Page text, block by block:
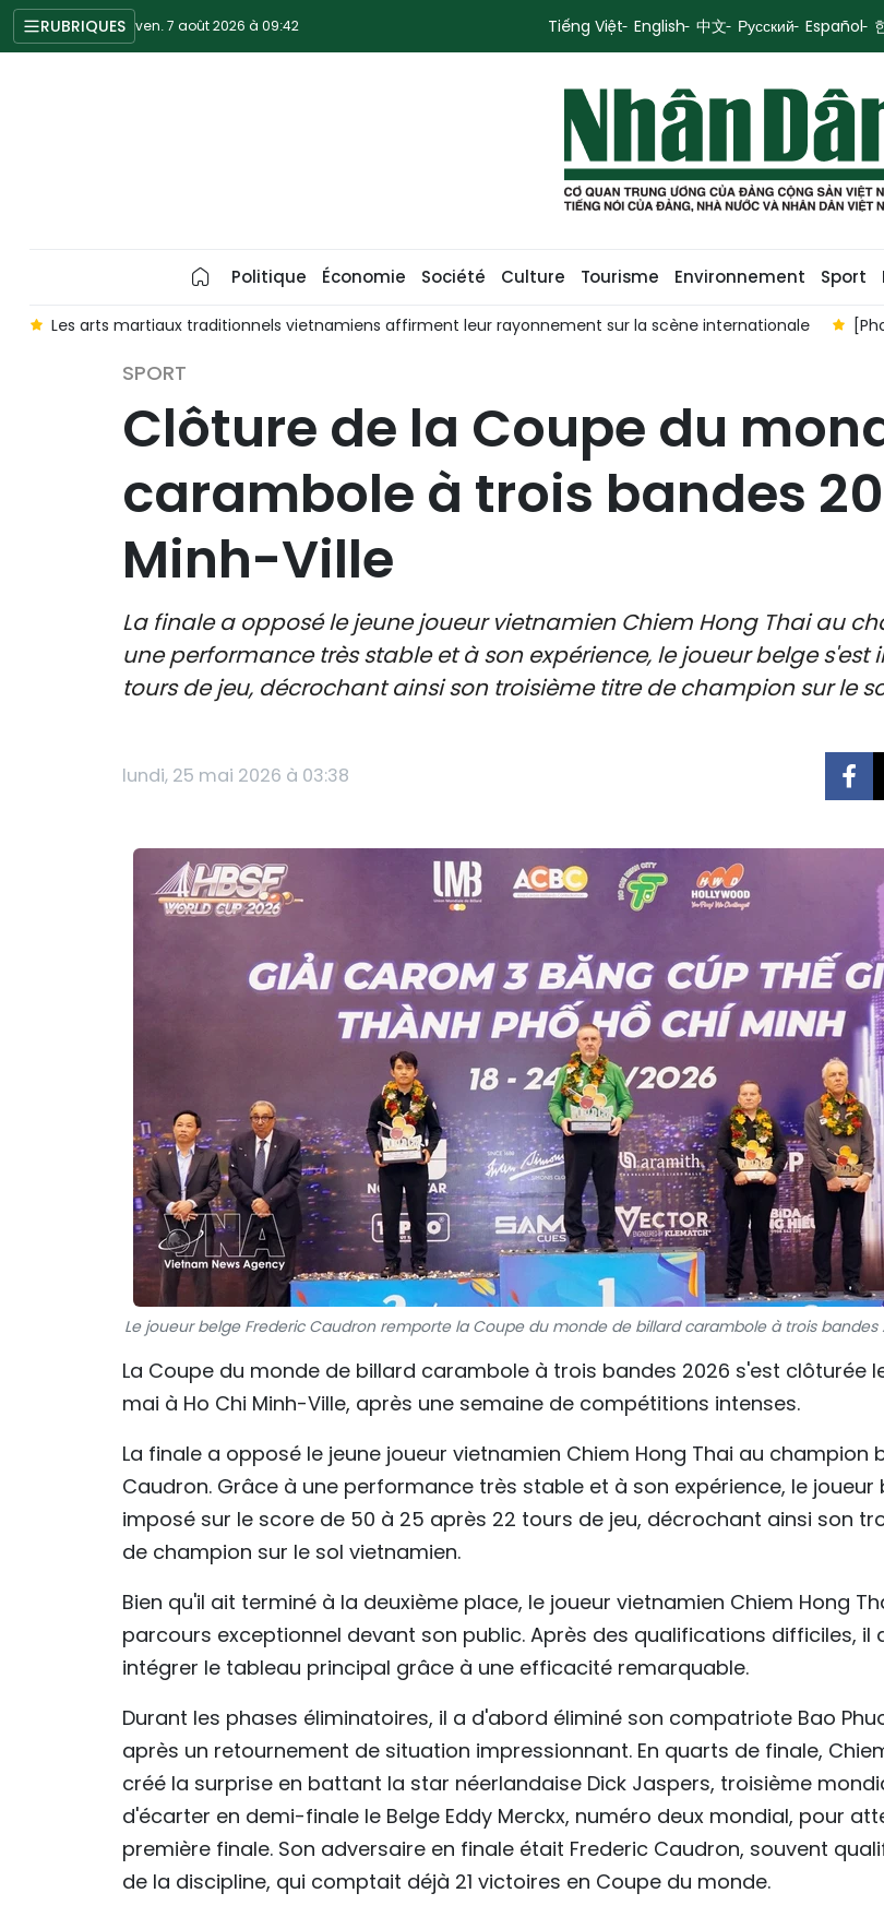
RUBRIQUES ven. 7 août 2026 à 09:42 Tiếng Việt English 中文 Русский Español
Politique Économie Société Culture Tourisme Environnement Sport
Les arts martiaux traditionnels vietnamiens affirment leur rayonnement sur la scène internationale
SPORT
Clôture de la Coupe du
carambole à trois bandes
Minh-Ville
La finale a opposé le jeune joueur vietnamien Chiem Hong Thai au
une performance très stable et à son expérience, le joueur belge s'est
tours de jeu, décrochant ainsi son troisième titre de champion sur le
lundi, 25 mai 2026 à 03:38
Le joueur belge Frederic Caudron remporte la Coupe du monde de billard carambole à trois bandes
La Coupe du monde de billard carambole à trois bandes 2026 s'est clôturée
mai à Ho Chi Minh-Ville, après une semaine de compétitions intenses.
La finale a opposé le jeune joueur vietnamien Chiem Hong Thai au champion
Caudron. Grâce à une performance très stable et à son expérience, le joueur
imposé sur le score de 50 à 25 après 22 tours de jeu, décrochant ainsi son
de champion sur le sol vietnamien.
Bien qu'il ait terminé à la deuxième place, le joueur vietnamien Chiem Hong
parcours exceptionnel devant son public. Après des qualifications difficiles, il
intégrer le tableau principal grâce à une efficacité remarquable.
Durant les phases éliminatoires, il a d'abord éliminé son compatriote Bao
après un retournement de situation impressionnant. En quarts de finale,
créé la surprise en battant la star néerlandaise Dick Jaspers, troisième
d'écarter en demi-finale le Belge Eddy Merckx, numéro deux mondial, pour
première finale. Son adversaire en finale était Frederic Caudron, souvent
de la discipline, qui comptait déjà 21 victoires en Coupe du monde.